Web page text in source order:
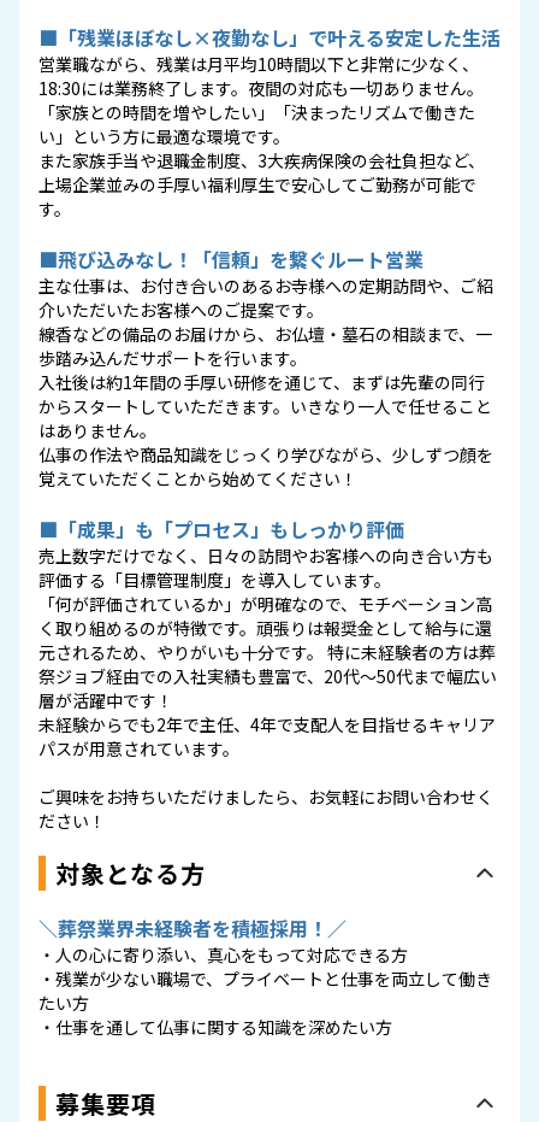
■「残業ほぼなし×夜勤なし」で叶える安定した生活
営業職ながら、残業は月平均10時間以下と非常に少なく、
18:30には業務終了します。夜間の対応も一切ありません。
「家族との時間を増やしたい」「決まったリズムで働きた
い」という方に最適な環境です。
また家族手当や退職金制度、3大疾病保険の会社負担など、
上場企業並みの手厚い福利厚生で安心してご勤務が可能で
す。
■飛び込みなし！「信頼」を繋ぐルート営業
主な仕事は、お付き合いのあるお寺様への定期訪問や、ご紹
介いただいたお客様へのご提案です。
線香などの備品のお届けから、お仏壇・墓石の相談まで、一
歩踏み込んだサポートを行います。
入社後は約1年間の手厚い研修を通じて、まずは先輩の同行
からスタートしていただきます。いきなり一人で任せること
はありません。
仏事の作法や商品知識をじっくり学びながら、少しずつ顔を
覚えていただくことから始めてください！
■「成果」も「プロセス」もしっかり評価
売上数字だけでなく、日々の訪問やお客様への向き合い方も
評価する「目標管理制度」を導入しています。
「何が評価されているか」が明確なので、モチベーション高
く取り組めるのが特徴です。頑張りは報奨金として給与に還
元されるため、やりがいも十分です。 特に未経験者の方は葬
祭ジョブ経由での入社実績も豊富で、20代〜50代まで幅広い
層が活躍中です！
未経験からでも2年で主任、4年で支配人を目指せるキャリア
パスが用意されています。
ご興味をお持ちいただけましたら、お気軽にお問い合わせく
ださい！
対象となる方
＼葬祭業界未経験者を積極採用！／
・人の心に寄り添い、真心をもって対応できる方
・残業が少ない職場で、プライベートと仕事を両立して働き
たい方
・仕事を通して仏事に関する知識を深めたい方
募集要項